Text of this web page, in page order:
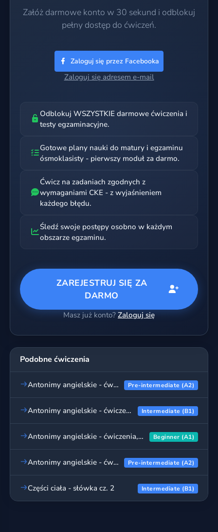
Załóż darmowe konto w 30 sekund i odblokuj
pełny dostęp do ćwiczeń.
Zaloguj się przez Facebooka
Zaloguj się adresem e-mail
Odblokuj WSZYSTKIE darmowe ćwiczenia i
testy egzaminacyjne.
Gotowe plany nauki do matury i egzaminu
ósmoklasisty - pierwszy moduł za darmo.
Ćwicz na zadaniach zgodnych z
wymaganiami CKE - z wyjaśnieniem
każdego błędu.
Śledź swoje postępy osobno w każdym
obszarze egzaminu.
ZAREJESTRUJ SIĘ ZA
DARMO
Masz już konto? Zaloguj się
Podobne ćwiczenia
Antonimy angielskie - ćwiczenia, cz. 4 Pre-intermediate (A2)
Antonimy angielskie - ćwiczenia, cz. 5 Intermediate (B1)
Antonimy angielskie - ćwiczenia, cz. 1 Beginner (A1)
Antonimy angielskie - ćwiczenia, cz. 3 Pre-intermediate (A2)
Części ciała - słówka cz. 2 Intermediate (B1)